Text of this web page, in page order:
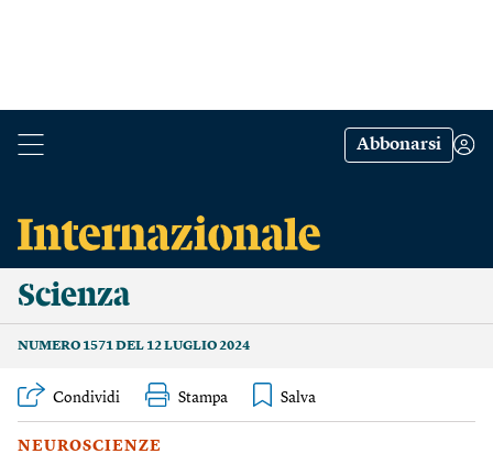
Abbonarsi
Scienza
NUMERO 1571 DEL 12 LUGLIO 2024
Condividi Stampa
NEUROSCIENZE